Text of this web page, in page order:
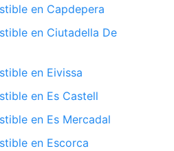
en Capdepera
en Ciutadella De
en Eivissa
en Es Castell
en Es Mercadal
en Escorca